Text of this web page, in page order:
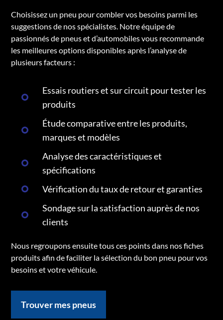
Choisissez un pneu pour combler vos besoins parmi les
suggestions de nos spécialistes. Notre équipe de
passionnés de pneus et d’automobiles vous recommande
les meilleures options disponibles après l’analyse de
plusieurs facteurs :
Essais routiers et sur circuit pour tester les
produits
Étude comparative entre les produits,
marques et modèles
Analyse des caractéristiques et
spécifications
Vérification du taux de retour et garanties
Sondage sur la satisfaction auprès de nos
clients
Nous regroupons ensuite tous ces points dans nos fiches
produits afin de faciliter la sélection du bon pneu pour vos
besoins et votre véhicule.
Trouver mes pneus